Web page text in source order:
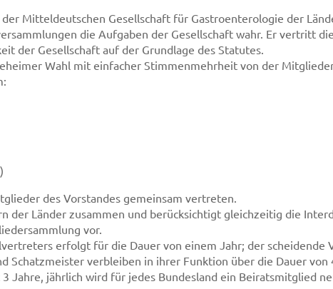
Mitteldeutschen Gesellschaft für Gastroenterologie der
die Aufgaben der Gesellschaft wahr. Er vertritt
der Gesellschaft auf der Grundlage des Statutes.
Wahl mit einfacher Stimmenmehrheit von der
des Vorstandes gemeinsam vertreten.
der Länder zusammen und berücksichtigt gleichzeitig die
vor.
erfolgt für die Dauer von einem Jahr; der scheidende
Schatzmeister verbleiben in ihrer Funktion über die Dauer von
Jahre, jährlich wird für jedes Bundesland ein Beiratsmitglied